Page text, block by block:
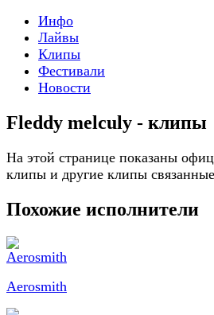
Инфо
Лайвы
Клипы
Фестивали
Новости
Fleddy melculy - клипы
На этой странице показаны
клипы и другие клипы
Похожие исполнители
Aerosmith